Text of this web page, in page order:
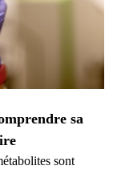
sa
sont